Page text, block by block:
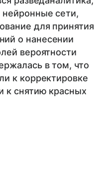
нейронные сети,
для принятия
о нанесении
вероятности
в том, что
к корректировке
к снятию красных